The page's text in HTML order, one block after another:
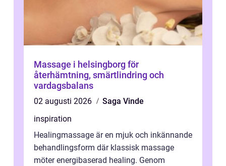
Massage i helsingborg för
återhämtning, smärtlindring och
vardagsbalans
02 augusti 2026
Saga Vinde
inspiration
Healingmassage är en mjuk och inkännande
behandlingsform där klassisk massage
möter energibaserad healing. Genom